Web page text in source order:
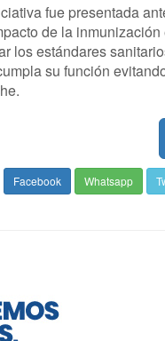
fue presentada
de la inmunización
los estándares
su función
Facebook Whatsapp